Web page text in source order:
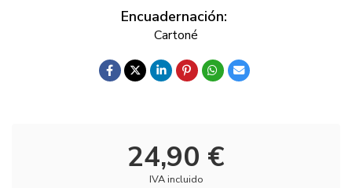
Encuadernación:
Cartoné
24,90 €
IVA incluido